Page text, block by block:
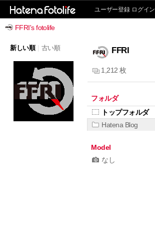
ユーザー登録 ログイン
FFRI's fotolife
新しい順 古い順 FFRI
1,212 枚
フォルダ
トップフォルダ
Hatena Blog
Model
なし